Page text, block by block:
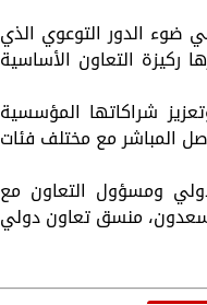
ضوء الدور التوعوي الذي
ركيزة التعاون الأساسية
شراكاتها المؤسسية
المباشر مع مختلف فئات
ومسؤول التعاون مع
سعدون، منسق تعاون دولي